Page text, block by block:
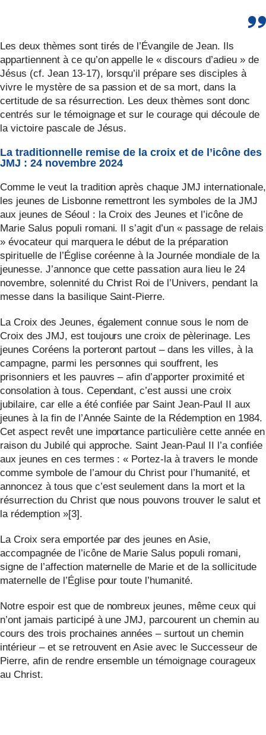
Les deux thèmes sont tirés de l’Évangile de Jean. Ils
appartiennent à ce qu’on appelle le « discours d’adieu » de
Jésus (cf. Jean 13-17), lorsqu’il prépare ses disciples à
vivre le mystère de sa passion et de sa mort, dans la
certitude de sa résurrection. Les deux thèmes sont donc
centrés sur le témoignage et sur le courage qui découle de
la victoire pascale de Jésus.
La traditionnelle remise de la croix et de l’icône des
JMJ : 24 novembre 2024
Comme le veut la tradition après chaque JMJ internationale,
les jeunes de Lisbonne remettront les symboles de la JMJ
aux jeunes de Séoul : la Croix des Jeunes et l’icône de
Marie Salus populi romani. Il s’agit d’un « passage de relais
» évocateur qui marquera le début de la préparation
spirituelle de l’Église coréenne à la Journée mondiale de la
jeunesse. J’annonce que cette passation aura lieu le 24
novembre, solennité du Christ Roi de l’Univers, pendant la
messe dans la basilique Saint-Pierre.
La Croix des Jeunes, également connue sous le nom de
Croix des JMJ, est toujours une croix de pèlerinage. Les
jeunes Coréens la porteront partout – dans les villes, à la
campagne, parmi les personnes qui souffrent, les
prisonniers et les pauvres – afin d’apporter proximité et
consolation à tous. Cependant, c’est aussi une croix
jubilaire, car elle a été confiée par Saint Jean-Paul II aux
jeunes à la fin de l’Année Sainte de la Rédemption en 1984.
Cet aspect revêt une importance particulière cette année en
raison du Jubilé qui approche. Saint Jean-Paul II l’a confiée
aux jeunes en ces termes : « Portez-la à travers le monde
comme symbole de l’amour du Christ pour l’humanité, et
annoncez à tous que c’est seulement dans la mort et la
résurrection du Christ que nous pouvons trouver le salut et
la rédemption »[3].
La Croix sera emportée par des jeunes en Asie,
accompagnée de l’icône de Marie Salus populi romani,
signe de l’affection maternelle de Marie et de la sollicitude
maternelle de l’Église pour toute l’humanité.
Notre espoir est que de nombreux jeunes, même ceux qui
n’ont jamais participé à une JMJ, parcourent un chemin au
cours des trois prochaines années – surtout un chemin
intérieur – et se retrouvent en Asie avec le Successeur de
Pierre, afin de rendre ensemble un témoignage courageux
au Christ.